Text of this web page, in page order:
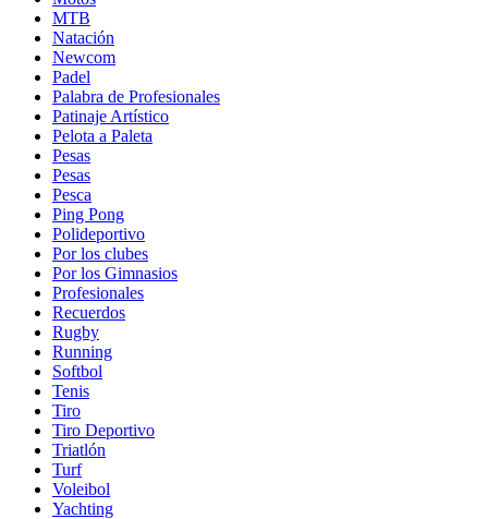
MTB
Natación
Newcom
Padel
Palabra de Profesionales
Patinaje Artístico
Pelota a Paleta
Pesas
Pesas
Pesca
Ping Pong
Polideportivo
Por los clubes
Por los Gimnasios
Profesionales
Recuerdos
Rugby
Running
Softbol
Tenis
Tiro
Tiro Deportivo
Triatlón
Turf
Voleibol
Yachting